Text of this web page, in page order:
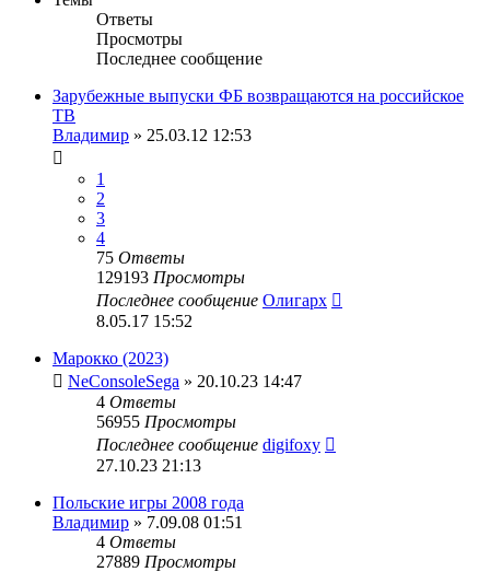
Ответы
Просмотры
Последнее сообщение
Зарубежные выпуски ФБ возвращаются на российское
ТВ
Владимир » 25.03.12 12:53
1
2
3
4
75 Ответы
129193 Просмотры
Последнее сообщение Олигарх
8.05.17 15:52
Марокко (2023)
NeConsoleSega » 20.10.23 14:47
4 Ответы
56955 Просмотры
Последнее сообщение digifoxy
27.10.23 21:13
Польские игры 2008 года
Владимир » 7.09.08 01:51
4 Ответы
27889 Просмотры